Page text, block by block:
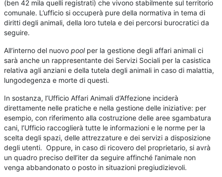
(ben 42 mila quelli registrati) che vivono stabilmente sul territorio
comunale. L’ufficio si occuperà pure della normativa in tema di
diritti degli animali, della loro tutela e dei percorsi burocratici da
seguire.
All’interno del nuovopoolper la gestione degli affari animali ci
sarà anche un rappresentante dei Servizi Sociali per la casistica
relativa agli anziani e della tutela degli animali in caso di malattia,
lungodegenza e morte di questi.
In sostanza, l’Ufficio Affari Animali d’Affezione inciderà
direttamente nelle pratiche e nella gestione delle iniziative: per
esempio, con riferimento alla costruzione delle aree sgambatura
cani, l’Ufficio raccoglierà tutte le informazioni e le norme per la
scelta degli spazi, delle attrezzature e dei servizi a disposizione
degli utenti. Oppure, in caso di ricovero del proprietario, si avrà
un quadro preciso dell’iter da seguire affinché l’animale non
venga abbandonato o posto in situazioni pregiudizievoli.